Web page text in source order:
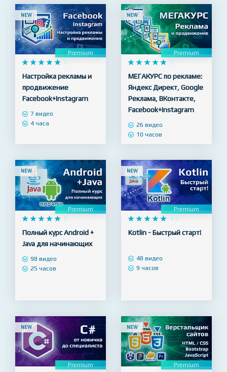
7 видео
3 часа
NEW
    
     5
Настройка рекламы и
продвижение
Facebook+Instagram
NEW
Premium
    
     5
МЕГАКУРС по рекламе:
Яндекс Директ, Google
Реклама, ВКонтакте,
Facebook+Instagram
10 часов
NEW
Premium
    
     5
Полный курс Android +
Java для начинающих
NEW
Premium
Kotlin - Быстрый старт!
NEW NEW